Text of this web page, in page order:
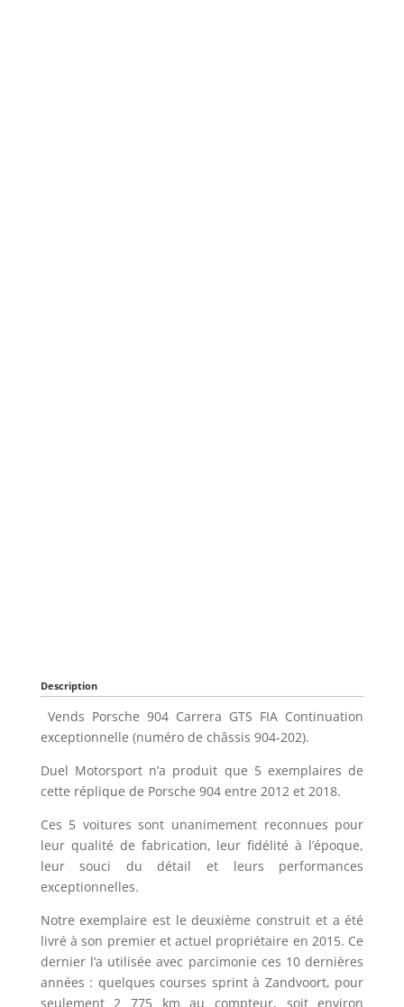
Description
Vends Porsche 904 Carrera GTS FIA Continuation
exceptionnelle (numéro de châssis 904-202).
Duel Motorsport n’a produit que 5 exemplaires de
cette réplique de Porsche 904 entre 2012 et 2018.
Ces 5 voitures sont unanimement reconnues pour
leur qualité de fabrication, leur fidélité à l’époque,
leur souci du détail et leurs performances
exceptionnelles.
Notre exemplaire est le deuxième construit et a été
livré à son premier et actuel propriétaire en 2015. Ce
dernier l’a utilisée avec parcimonie ces 10 dernières
années : quelques courses sprint à Zandvoort, pour
seulement 2 775 km au compteur, soit environ